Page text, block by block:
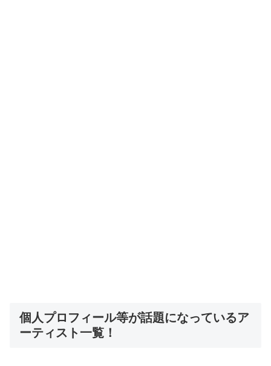
個人プロフィール等が話題になっているア
ーティスト一覧！